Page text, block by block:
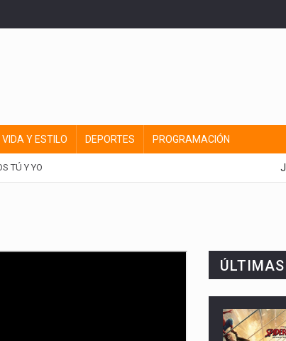
VIDA Y ESTILO DEPORTES PROGRAMACIÓN
TÚ Y YO
ÚLTIMAS